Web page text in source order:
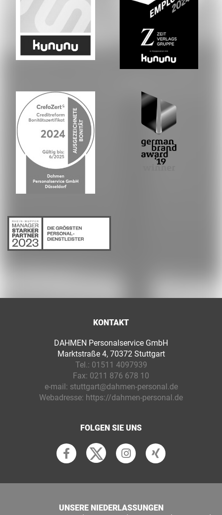
KONTAKT
DAHMEN Personalservice GmbH
Marktstraße 4, 70372 Stuttgart
Tel.: 01511 4097939
Fax: 0211 876 678 10
e-mail: stuttgart@dahmen-personal.de
Webadresse: https://dahmen-personal.de
FOLGEN SIE UNS
UNSERE NIEDERLASSUNGEN